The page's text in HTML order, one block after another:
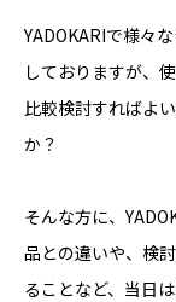
YADOKARIで様々
しておりますが、
比較検討すればよ
か？
そんな方に、
品との違いや、検
ることなど、当日